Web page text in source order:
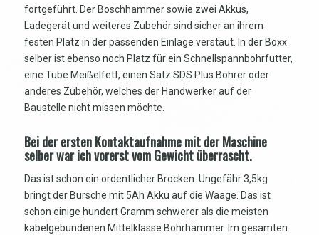
fortgeführt. Der Boschhammer sowie zwei Akkus,
Ladegerät und weiteres Zubehör sind sicher an ihrem
festen Platz in der passenden Einlage verstaut. In der Boxx
selber ist ebenso noch Platz für ein Schnellspannbohrfutter,
eine Tube Meißelfett, einen Satz SDS Plus Bohrer oder
anderes Zubehör, welches der Handwerker auf der
Baustelle nicht missen möchte.
Bei der ersten Kontaktaufnahme mit der Maschine
selber war ich vorerst vom Gewicht überrascht.
Das ist schon ein ordentlicher Brocken. Ungefähr 3,5kg
bringt der Bursche mit 5Ah Akku auf die Waage. Das ist
schon einige hundert Gramm schwerer als die meisten
kabelgebundenen Mittelklasse Bohrhämmer. Im gesamten